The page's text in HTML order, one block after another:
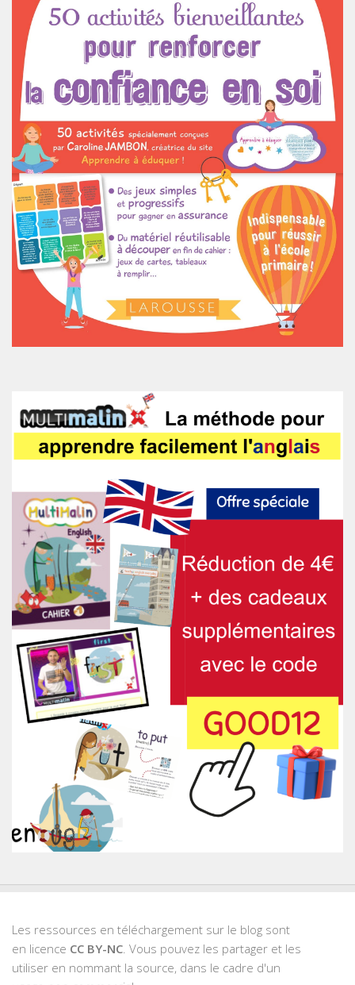
Les ressources en téléchargement sur le blog sont
en licence CC BY-NC . Vous pouvez les partager et les
utiliser en nommant la source, dans le cadre d'un